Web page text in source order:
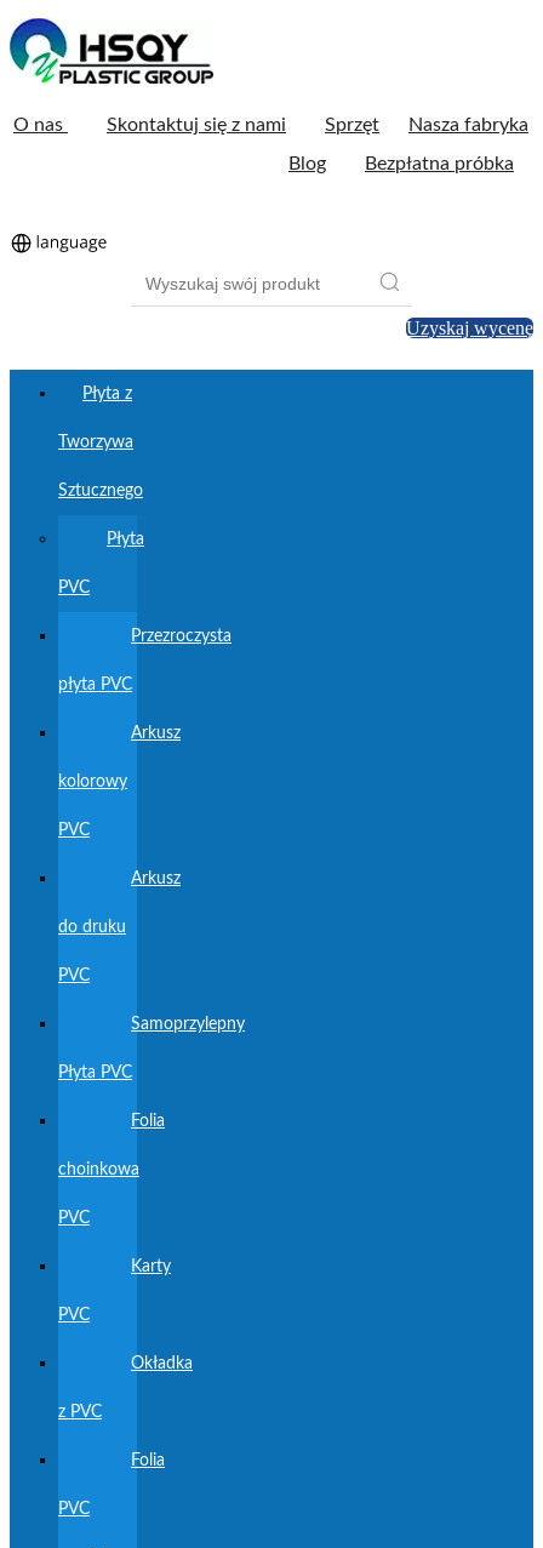
O nas Skontaktuj się z nami Sprzęt
Nasza fabryka
Blog
Bezpłatna próbka
Uzyskaj wycenę
Płyta z
Tworzywa
Sztucznego
Płyta
PVC
Przezroczysta
płyta PVC
Arkusz
kolorowy
PVC
Arkusz
do druku
PVC
Samoprzylepny
Płyta PVC
Folia
choinkowa
PVC
Karty
PVC
Okładka
z PVC
Folia
PVC